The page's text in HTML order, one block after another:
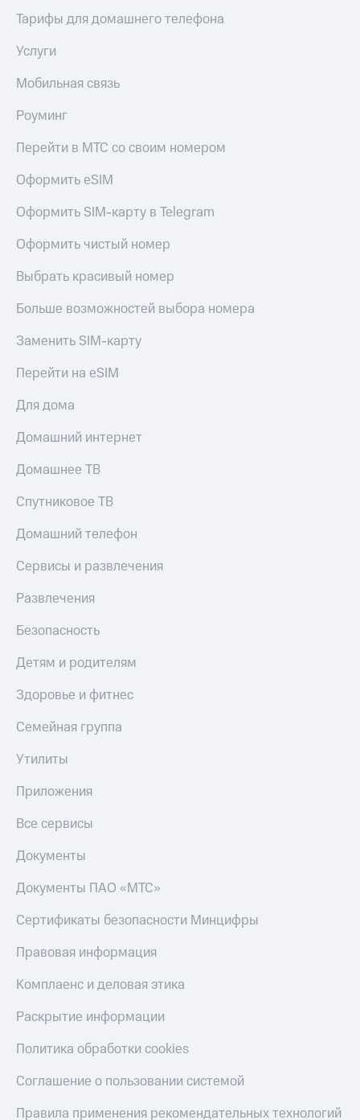
Тарифы для домашнего телефона
Услуги
Мобильная связь
Роуминг
Перейти в МТС со своим номером
Оформить eSIM
Оформить SIM-карту в Telegram
Оформить чистый номер
Выбрать красивый номер
Больше возможностей выбора номера
Заменить SIM-карту
Перейти на eSIM
Для дома
Домашний интернет
Домашнее ТВ
Спутниковое ТВ
Домашний телефон
Сервисы и развлечения
Развлечения
Безопасность
Детям и родителям
Здоровье и фитнес
Семейная группа
Утилиты
Приложения
Все сервисы
Документы
Документы ПАО «МТС»
Сертификаты безопасности Минцифры
Правовая информация
Комплаенс и деловая этика
Раскрытие информации
Политика обработки cookies
Соглашение о пользовании системой
Правила применения рекомендательных технологий